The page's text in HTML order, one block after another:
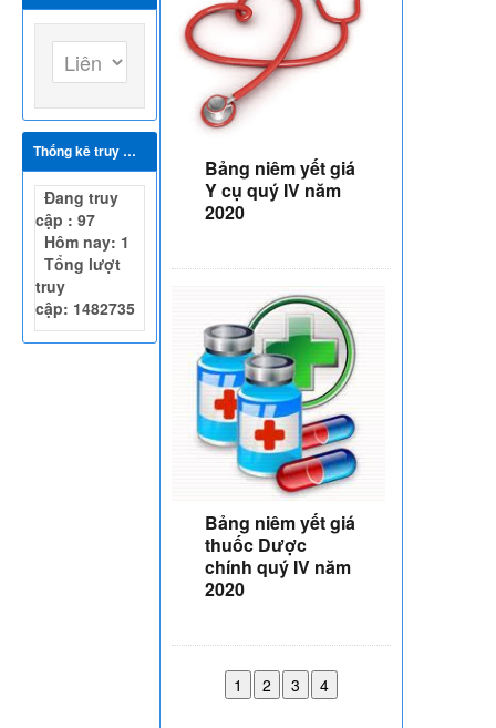
Thống kê truy cập
Đang truy
cập : 97
Hôm nay: 1
Tổng lượt
truy
cập: 1482735
Bảng niêm yết giá
Y cụ quý IV năm
2020
Bảng niêm yết giá
thuốc Dược
chính quý IV năm
2020